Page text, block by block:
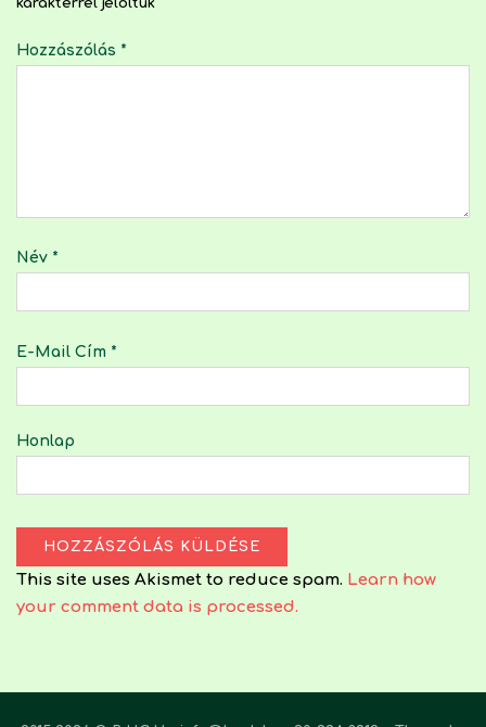
Hozzászólás *
Név *
E-Mail Cím *
Honlap
This site uses Akismet to reduce spam. Learn how
your comment data is processed.